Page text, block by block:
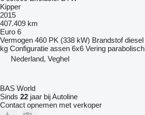
Kipper
2015
407.409 km
Euro 6
Vermogen 460 PK (338 kW) Brandstof diesel
kg Configuratie assen 6x6 Vering parabolisch
Nederland, Veghel
BAS World
Sinds 22 jaar bij Autoline
Contact opnemen met verkoper